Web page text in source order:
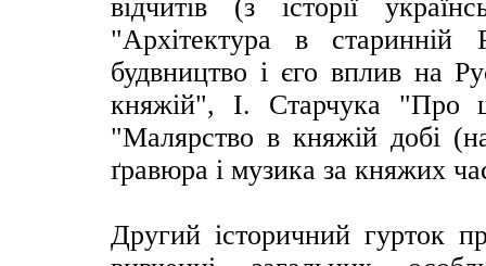
відчитів (з історії
"Архітектура в
будвництво і єго вплив на
княжій", І. Старчука "Про
"Малярство в княжій добі
ґравюра і музика за княжих
Другий історичний гурток